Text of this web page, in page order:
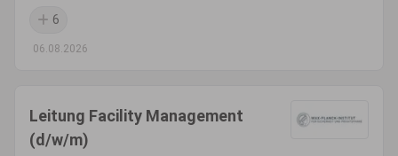
6
06.08.2026
Leitung Facility Management
(d/w/m)